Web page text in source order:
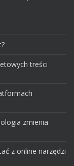
treści
zmienia
z online narzędzi